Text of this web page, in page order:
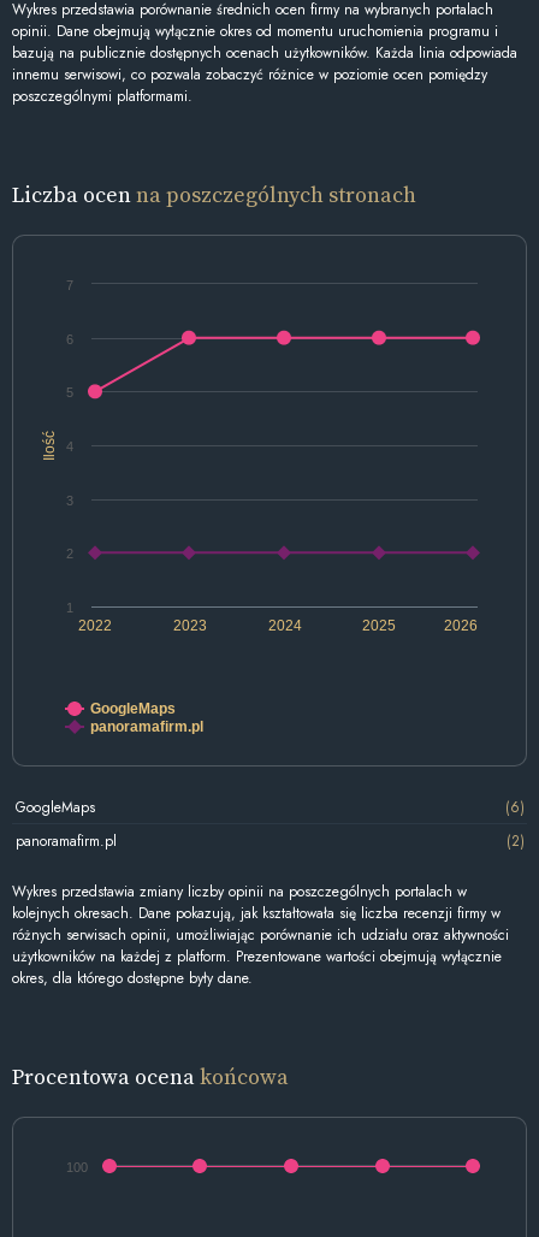
Wykres przedstawia porównanie średnich ocen firmy na wybranych portalach
opinii. Dane obejmują wyłącznie okres od momentu uruchomienia programu i
bazują na publicznie dostępnych ocenach użytkowników. Każda linia odpowiada
innemu serwisowi, co pozwala zobaczyć różnice w poziomie ocen pomiędzy
poszczególnymi platformami.
Liczba ocenna poszczególnych stronach
Ilość
2022 2024 2026
2023 2025
1
2
3
4
5
6
7
GoogleMaps
panoramafirm.pl
GoogleMaps
(6)
panoramafirm.pl
(2)
Wykres przedstawia zmiany liczby opinii na poszczególnych portalach w
kolejnych okresach. Dane pokazują, jak kształtowała się liczba recenzji firmy w
różnych serwisach opinii, umożliwiając porównanie ich udziału oraz aktywności
użytkowników na każdej z platform. Prezentowane wartości obejmują wyłącznie
okres, dla którego dostępne były dane.
Procentowa ocenakońcowa
100